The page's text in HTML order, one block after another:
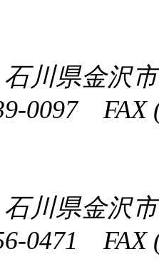
石川県金沢
0097 FAX
石川県金沢
0471 FAX